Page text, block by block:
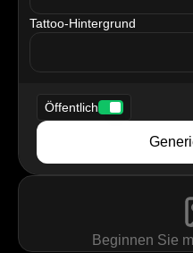
Tattoo-Hintergrund
tattooBackground
Öffentlich
Beginnen Sie